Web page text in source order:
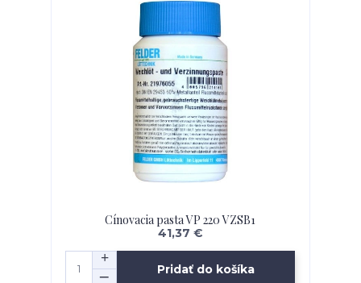
Cínovacia pasta VP 220 VZSB1
41,37 €
Pridať do košíka